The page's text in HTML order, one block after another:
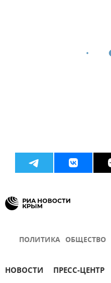
ПОЛИТИКА ОБЩЕСТВО
НОВОСТИ ПРЕСС-ЦЕНТР